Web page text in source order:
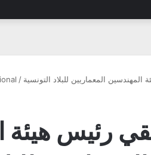
/ المعماريين للبلاد التونسية
رئيس هيئة